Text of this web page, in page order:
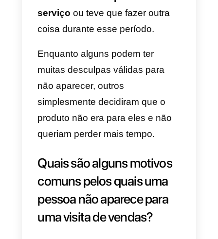
é parte do processo de vendas.
Mas, se essa situação já
aconteceu muitas e muitas vezes
e já se tornou comum, bem,
talvez seja hora de reconsiderar
que você está fazendo.
UmNo-showou Não
Comparecimento é um cliente ou
pessoa que estava programado